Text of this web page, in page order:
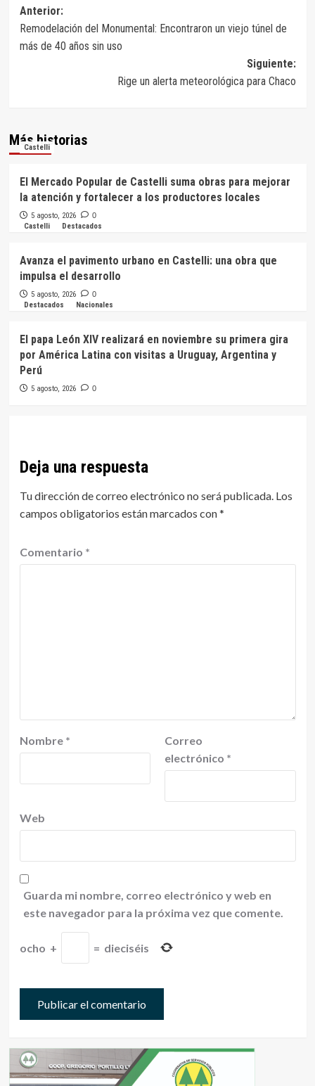
Navegación
de
Anterior:
Remodelación del Monumental: Encontraron un viejo túnel de
más de 40 años sin uso
Siguiente:
Rige un alerta meteorológica para Chaco
Más historias
Castelli
El Mercado Popular de Castelli suma obras para mejorar
la atención y fortalecer a los productores locales
5 agosto, 2026 0
Castelli Destacados
Avanza el pavimento urbano en Castelli: una obra que
impulsa el desarrollo
5 agosto, 2026 0
Destacados Nacionales
El papa León XIV realizará en noviembre su primera gira
por América Latina con visitas a Uruguay, Argentina y
Perú
5 agosto, 2026 0
Deja una respuesta
Tu dirección de correo electrónico no será publicada. Los
campos obligatorios están marcados con*
Comentario *
Nombre *
Correo
electrónico *
Web
Guarda mi nombre, correo electrónico y web en
este navegador para la próxima vez que comente.
ocho + = dieciséis